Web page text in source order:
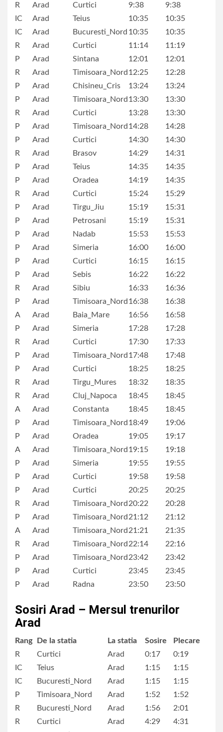
R
Arad Curtici 9:38
9:38
IC
Arad Teius 10:35
10:35
IC
Arad Bucuresti_Nord 10:35
10:35
R
Arad Curtici 11:14
11:19
P
Arad Sintana 12:01
12:01
R
Arad Timisoara_Nord 12:25
12:28
P
Arad Chisineu_Cris 13:24
13:24
P
Arad Timisoara_Nord 13:30
13:30
R
Arad Curtici 13:28
13:30
P
Arad Timisoara_Nord 14:28
14:28
P
Arad Curtici 14:30
14:30
R
Arad Brasov 14:29
14:31
P
Arad Teius 14:35
14:35
P
Arad Oradea 14:19
14:35
R
Arad Curtici 15:24
15:29
P
Arad Tirgu_Jiu 15:19
15:31
P
Arad Petrosani 15:19
15:31
P
Arad Nadab 15:53
15:53
P
Arad Simeria 16:00
16:00
P
Arad Curtici 16:15
16:15
P
Arad Sebis 16:22
16:22
R
Arad Sibiu 16:33
16:36
P
Arad Timisoara_Nord 16:38
16:38
A
Arad Baia_Mare 16:56
16:58
P
Arad Simeria 17:28
17:28
R
Arad Curtici 17:30
17:33
P
Arad Timisoara_Nord 17:48
17:48
P
Arad Curtici 18:25
18:25
R
Arad Tirgu_Mures 18:32
18:35
R
Arad Cluj_Napoca 18:45
18:45
A
Arad Constanta 18:45
18:45
P
Arad Timisoara_Nord 18:49
19:06
P
Arad Oradea 19:05
19:17
A
Arad Timisoara_Nord 19:15
19:18
P
Arad Simeria 19:55
19:55
P
Arad Curtici 19:58
19:58
P
Arad Curtici 20:25
20:25
R
Arad Timisoara_Nord20:22
20:28
P
Arad Timisoara_Nord21:12
21:12
A
Arad Timisoara_Nord21:21
21:35
R
Arad Timisoara_Nord22:14
22:16
P
Arad Timisoara_Nord23:42
23:42
P
Arad Curtici 23:45
23:45
P
Arad Radna 23:50 23:50
Sosiri Arad – Mersul trenurilor
Arad
Rang De la statia La statia Sosire
Plecare
R
Curtici Arad 0:17
0:19
IC
Teius Arad 1:15
1:15
IC
Bucuresti_Nord Arad 1:15
1:15
P
Timisoara_Nord Arad 1:52
1:52
R
Bucuresti_Nord Arad 1:56
2:01
R
Curtici Arad 4:29
4:31